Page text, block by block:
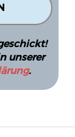
unserer
.